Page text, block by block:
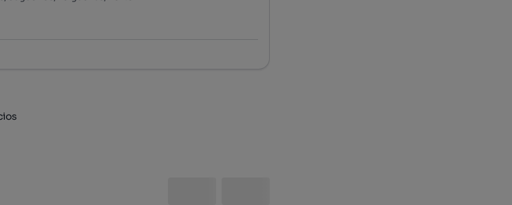
quadrado